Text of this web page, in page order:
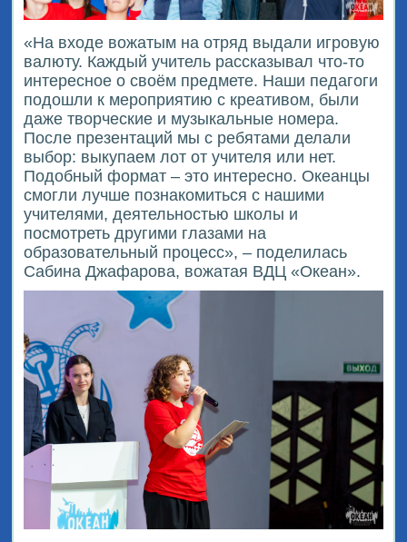
«На входе вожатым на отряд выдали игровую
валюту. Каждый учитель рассказывал что-то
интересное о своём предмете. Наши педагоги
подошли к мероприятию с креативом, были
даже творческие и музыкальные номера.
После презентаций мы с ребятами делали
выбор: выкупаем лот от учителя или нет.
Подобный формат – это интересно. Океанцы
смогли лучше познакомиться с нашими
учителями, деятельностью школы и
посмотреть другими глазами на
образовательный процесс», – поделилась
Сабина Джафарова, вожатая ВДЦ «Океан».